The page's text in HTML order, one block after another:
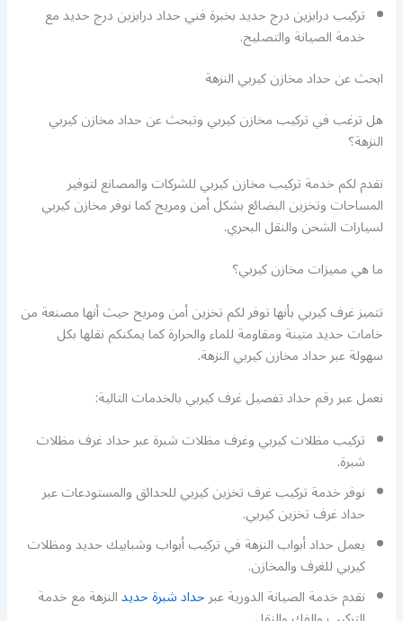
تركيب درابزين درج حديد بخبرة فني حداد درابزين درج حديد مع
خدمة الصيانة والتصليح.
ابحث عن حداد مخازن كيربي النزهة
هل ترغب في تركيب مخازن كيربي وتبحث عن حداد مخازن كيربي
النزهة؟
نقدم لكم خدمة تركيب مخازن كيربي للشركات والمصانع لتوفير
المساحات وتخزين البضائع بشكل أمن ومريح كما نوفر مخازن كيربي
لسيارات الشحن والنقل البحري.
ما هي مميزات مخازن كيربي؟
تتميز غرف كيربي بأنها توفر لكم تخزين أمن ومريح حيث أنها مصنعة من
خامات حديد متينة ومقاومة للماء والحرارة كما يمكنكم نقلها بكل
سهولة عبر حداد مخازن كيربي النزهة.
نعمل عبر رقم حداد تفصيل غرف كيربي بالخدمات التالية:
تركيب مظلات كيربي وغرف مظلات شبرة عبر حداد غرف مظلات
شبرة.
نوفر خدمة تركيب غرف تخزين كيربي للحدائق والمستودعات عبر
حداد غرف تخزين كيربي.
يعمل حداد أبواب النزهة في تركيب أبواب وشبابيك حديد ومظلات
كيربي للغرف والمخازن.
نقدم خدمة الصيانة الدورية عبرحداد شبرة حديدالنزهة مع خدمة